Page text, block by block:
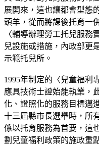
展開來，這也讓都會型態
頭羊，從而將課後托育一
〈輔導辦理勞工托兒服務
兒設施或措施，內政部更
示範托兒所。
1995年制定的〈兒童福利
應具技術士證始能執業，
化、證照化的服務目標邁
十三屆縣市長選舉時，所
係以托育服務為首要，這
劃兒童福利政策的施政重